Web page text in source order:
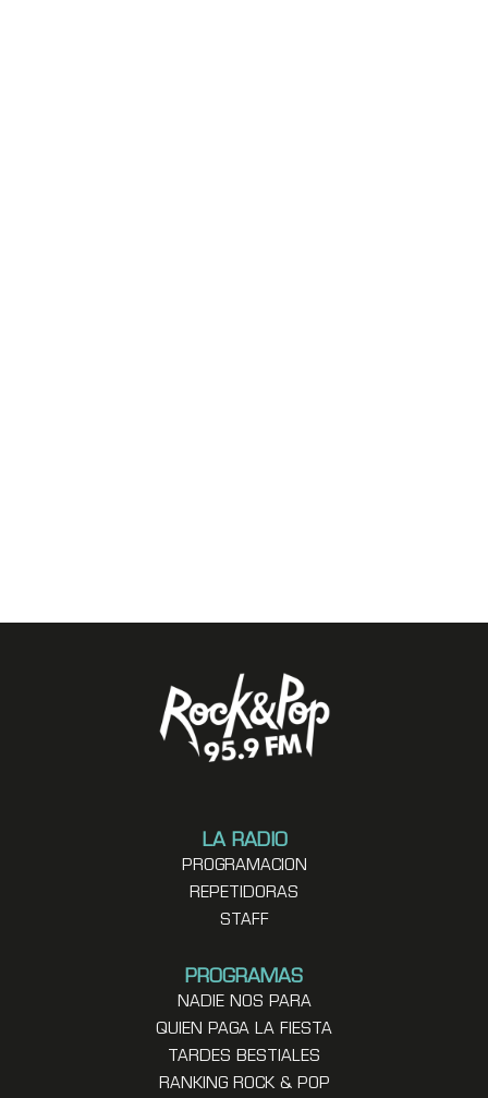
LA RADIO
PROGRAMACION
REPETIDORAS
STAFF
PROGRAMAS
NADIE NOS PARA
QUIEN PAGA LA FIESTA
TARDES BESTIALES
RANKING ROCK & POP